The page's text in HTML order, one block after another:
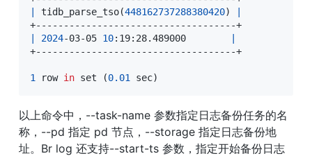
tidb_parse_tso(448162737288380420)
2024-03-05 10:19:28.489000
+------------------------------------+
1 row in set (0.01 sec)
以上命令中，--task-name 参数指定日志备份任务的名
称，--pd 指定 pd 节点，--storage 指定日志备份地
址。Br log 还支持--start-ts 参数，指定开始备份日志